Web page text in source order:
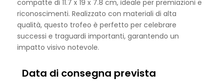
compatte di 11.7 x 19 x 7.8 cm, ideale per premiazioni e
riconoscimenti. Realizzato con materiali di alta
qualità, questo trofeo è perfetto per celebrare
successi e traguardi importanti, garantendo un
impatto visivo notevole.
Data di consegna prevista